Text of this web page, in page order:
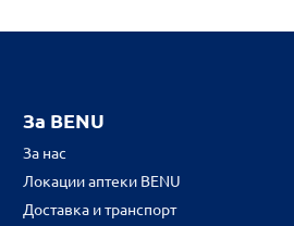
За BENU
За нас
Локации аптеки BENU
Доставка и транспорт